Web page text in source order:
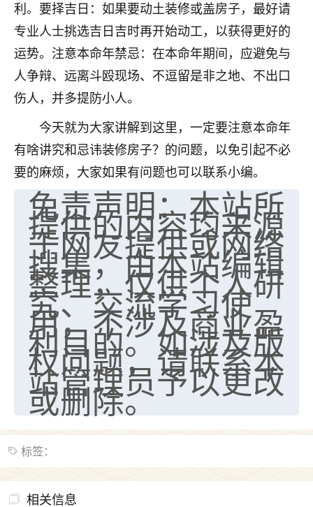
利。要择吉日：如果要动土装修或盖房子，最好请
专业人士挑选吉日吉时再开始动工，以获得更好的
运势。注意本命年禁忌：在本命年期间，应避免与
人争辩、远离斗殴现场、不逗留是非之地、不出口
伤人，并多提防小人。
今天就为大家讲解到这里，一定要注意本命年
有啥讲究和忌讳装修房子？的问题，以免引起不必
要的麻烦，大家如果有问题也可以联系小编。
免责声明：本站所
提供的内容均来源
于网友提供或网络
搜集，由本站编辑
整理，仅供个人研
究、交流学习使
用，不涉及商业盈
利目的。如涉及版
权问题，请联系本
站管理员予以更改
或删除。
标签：
相关信息
鹿森 ：慧来老师微信：gjsy0624
1天前 来自江西 12
青春168
我也想要，我也想要！
Jessica李
老师做不做超度法事？我想给我奶奶做超度，她今年
刚去世了。
七零老顽童：我母亲前年离世，刚开始我经常
做梦梦见她，后来也是朋友介绍，找到慧来老
师，安排了超度法事，做梦再也没有梦到过
了，一开始是半信半疑的，图个心安，给亡母
超度，现在看来，人不信也不行。
2天前 来自云南 11
优秀的张同学
老师收徒吗？？我对这些很感兴趣
2天前 来自山西 15